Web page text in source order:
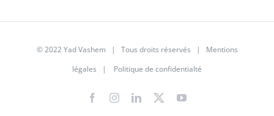
© 2022 Yad Vashem | Tous droits réservés | Mentions
légales | Politique de confidentialté
FacebookInstagramLinkedIn
X YouTube